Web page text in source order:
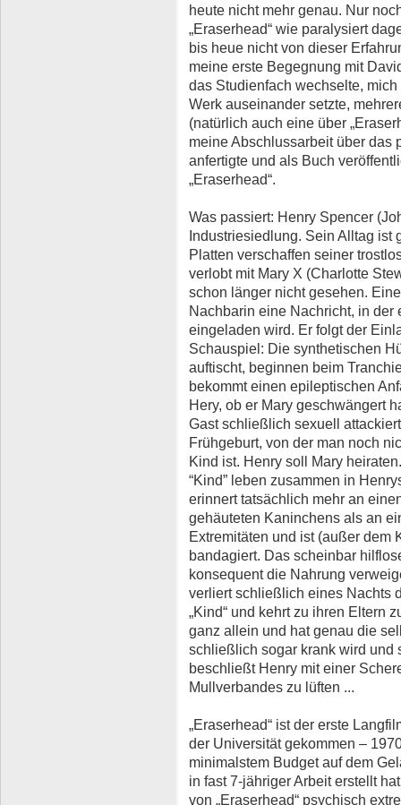
heute nicht mehr genau. Nur
„Eraserhead“ wie paralysiert
bis heue nicht von dieser
meine erste Begegnung mit
das Studienfach wechselte,
Werk auseinander setzte,
(natürlich auch eine über
meine Abschlussarbeit über das
anfertigte und als Buch
„Eraserhead“.
Was passiert: Henry Spencer
Industriesiedlung. Sein Alltag ist
Platten verschaffen seiner
verlobt mit Mary X (Charlotte
schon länger nicht gesehen.
Nachbarin eine Nachricht, in
eingeladen wird. Er folgt der
Schauspiel: Die synthetischen
auftischt, beginnen beim
bekommt einen epileptischen
Hery, ob er Mary geschwängert
Gast schließlich sexuell
Frühgeburt, von der man noch
Kind ist. Henry soll Mary
“Kind” leben zusammen in
erinnert tatsächlich mehr an
gehäuteten Kaninchens als an
Extremitäten und ist (außer dem
bandagiert. Das scheinbar
konsequent die Nahrung
verliert schließlich eines Nachts
„Kind“ und kehrt zu ihren Eltern
ganz allein und hat genau die
schließlich sogar krank wird und
beschließt Henry mit einer
Mullverbandes zu lüften ...
„Eraserhead“ ist der erste
der Universität gekommen –
minimalstem Budget auf dem
in fast 7-jähriger Arbeit erstellt
von „Eraserhead“ psychisch